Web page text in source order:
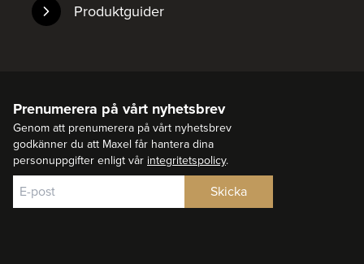
Produktguider
Prenumerera på vårt nyhetsbrev
Genom att prenumerera på vårt nyhetsbrev
godkänner du att Maxel får hantera dina
personuppgifter enligt vår integritetspolicy.